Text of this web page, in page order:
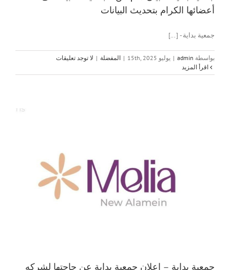
أعضائها الكرام بتحديث البيانات
جمعية بداية - [...]
بواسطة admin
| يوليو 15th, 2025 | المفضلة | لا توجد تعليقات
جمعية بداية – إعلان جمعية بداية عن حاجتها لشركه